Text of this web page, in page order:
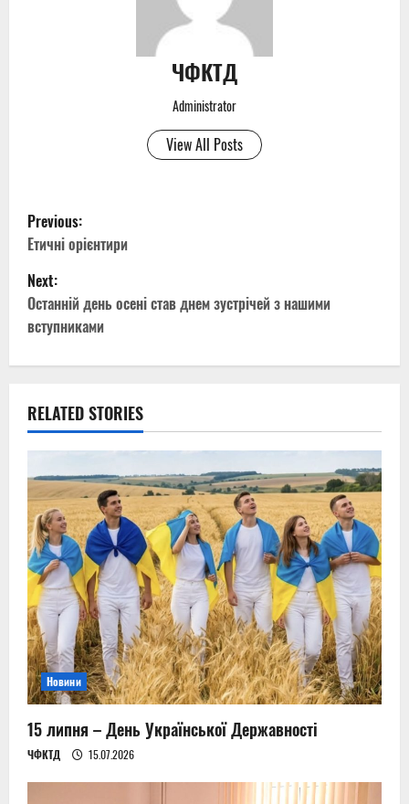
ЧФКТД
Administrator
View All Posts
P
o
s
t
n
a
v
i
g
a
t
i
o
n
Previous:
Етичні орієнтири
Next:
Останній день осені став днем зустрічей з нашими
вступниками
RELATED STORIES
Новини
15 липня – День Української Державності
ЧФКТД 15.07.2026